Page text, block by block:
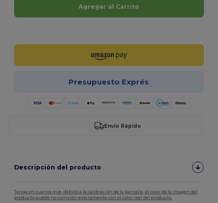
Agregar al Carrito
Presupuesto Exprés
Envío Rápido
Descripción del producto
Tenga en cuenta que, debido a la calibración de la pantalla, el color de la imagen del
producto puede no coincidir exactamente con el color real del producto.